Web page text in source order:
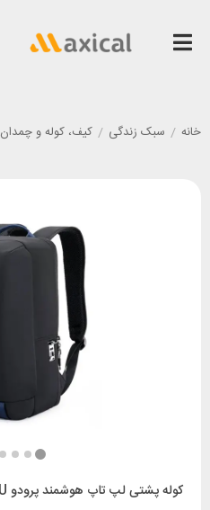
خانه / سبک زندگی / کیف، کوله و چمدان
کوله پشتی لپ تاپ هوشمند پرودو Porodo PD-LSBPFPL-BKBU